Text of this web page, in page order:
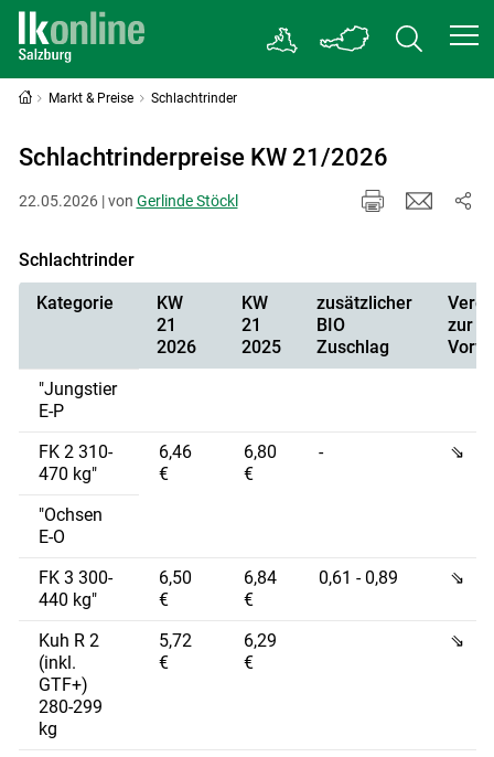
Markt & Preise Schlachtrinder
Schlachtrinderpreise KW 21/2026
22.05.2026 | von Gerlinde Stöckl
Schlachtrinder
Kategorie
KW
21
2026
KW
21
2025
zusätzlicher
BIO
Zuschlag
zur
"Jungstier
E-P
FK 2 310-
470 kg"
6,46
€
6,80
€
- ⇘
"Ochsen
E-O
FK 3 300-
440 kg"
6,50
€
6,84
€
0,61 - 0,89 ⇘
Kuh R 2
(inkl.
GTF+)
280-299
kg
5,72
€
6,29
€
⇘